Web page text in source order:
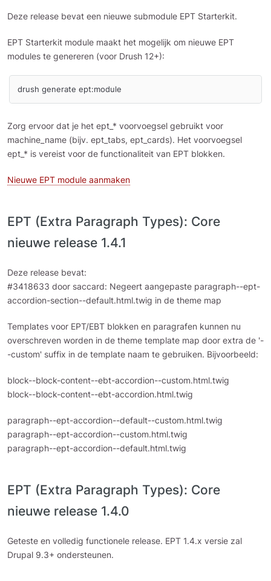
Deze release bevat een nieuwe submodule EPT Starterkit.
EPT Starterkit module maakt het mogelijk om nieuwe EPT
modules te genereren (voor Drush 12+):
drush generate ept:module
Zorg ervoor dat je het ept_* voorvoegsel gebruikt voor
machine_name (bijv. ept_tabs, ept_cards). Het voorvoegsel
ept_* is vereist voor de functionaliteit van EPT blokken.
Nieuwe EPT module aanmaken
EPT (Extra Paragraph Types): Core
nieuwe release 1.4.1
Deze release bevat:
#3418633 door saccard: Negeert aangepaste paragraph--ept-
accordion-section--default.html.twig in de theme map
Templates voor EPT/EBT blokken en paragrafen kunnen nu
overschreven worden in de theme template map door extra de '-
-custom' suffix in de template naam te gebruiken. Bijvoorbeeld:
block--block-content--ebt-accordion--custom.html.twig
block--block-content--ebt-accordion.html.twig
paragraph--ept-accordion--default--custom.html.twig
paragraph--ept-accordion--custom.html.twig
paragraph--ept-accordion--default.html.twig
EPT (Extra Paragraph Types): Core
nieuwe release 1.4.0
Geteste en volledig functionele release. EPT 1.4.x versie zal
Drupal 9.3+ ondersteunen.